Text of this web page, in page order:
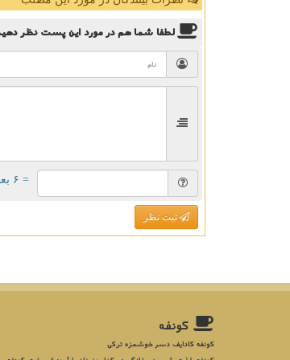
لطفا شما همدر مورد این پستنظر
= ۶ بعلاوه ۲
ثبت نظر
كونفه
کونفه کادایف دسر خوشمزه ترکی